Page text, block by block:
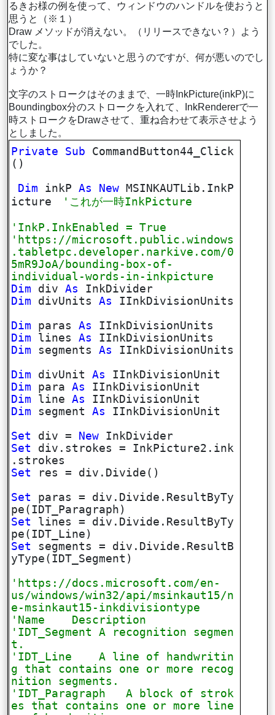
るきお様の例を使って、ウィンドウのハンドルを使おうと
思うと（※１）
Draw メソッドが消えない。（リリースできない？）よう
でした。
特に変な事はしていないと思うのですが、何が悪いのでし
ょうか？
文字のストロークはそのままで、一時InkPicture(inkP)に
Boundingbox分のストロークを入れて、InkRendererで一
時ストロークをDrawさせて、重ね合わせて表示させよう
としました。
Private Sub CommandButton44_Click
()
Dim inkPAs New MSINKAUTLib.InkP
icture
'これが一時InkPicture
'InkP.InkEnabled = True
'https://microsoft.public.windows
.tabletpc.developer.narkive.com/0
5mR9JoA/bounding-box-of-
individual-words-in-inkpicture
Dim divAs
InkDivider
Dim divUnitsAs
IInkDivisionUnits
Dim parasAs
IInkDivisionUnits
Dim linesAs
IInkDivisionUnits
Dim segmentsAs
IInkDivisionUnits
Dim divUnitAs
IInkDivisionUnit
Dim paraAs
IInkDivisionUnit
Dim lineAs
IInkDivisionUnit
Dim segmentAs
IInkDivisionUnit
Set
div = New InkDivider
Set
div.strokes = InkPicture2.ink
.strokes
Set
res = div.Divide()
Set
paras = div.Divide.ResultByTy
pe(IDT_Paragraph)
Set
lines = div.Divide.ResultByTy
pe(IDT_Line)
Set
segments = div.Divide.ResultB
yType(IDT_Segment)
'https://docs.microsoft.com/en-
us/windows/win32/api/msinkaut15/n
e-msinkaut15-inkdivisiontype
'Name Description
'IDT_Segment A recognition segmen
t.
'IDT_Line A line of handwritin
g that contains one or more recog
nition segments.
'IDT_Paragraph A block of strok
es that contains one or more line